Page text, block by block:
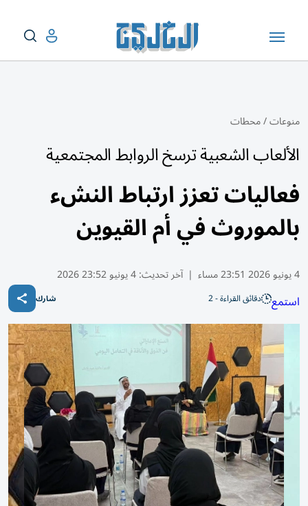
منوعات/محطات
الألعاب الشعبية ترسخ الروابط المجتمعية
فعاليات تعزز ارتباط النشء
بالموروث في أم القيوين
4 يونيو 2026 23:51 مساء | آخر تحديث:4 يونيو 23:52 2026
استمع دقائق القراءة - 2 شارك